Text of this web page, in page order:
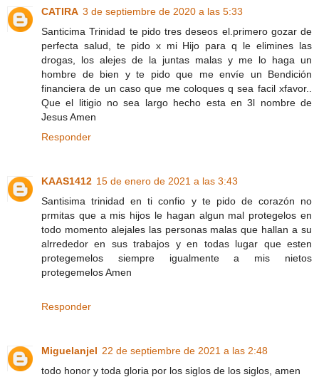
CATIRA 3 de septiembre de 2020 a las 5:33
Santicima Trinidad te pido tres deseos el.primero gozar de
perfecta salud, te pido x mi Hijo para q le elimines las
drogas, los alejes de la juntas malas y me lo haga un
hombre de bien y te pido que me envíe un Bendición
financiera de un caso que me coloques q sea facil xfavor..
Que el litigio no sea largo hecho esta en 3l nombre de
Jesus Amen
Responder
KAAS1412 15 de enero de 2021 a las 3:43
Santisima trinidad en ti confio y te pido de corazón no
prmitas que a mis hijos le hagan algun mal protegelos en
todo momento alejales las personas malas que hallan a su
alrrededor en sus trabajos y en todas lugar que esten
protegemelos siempre igualmente a mis nietos
protegemelos Amen
Responder
Miguelanjel 22 de septiembre de 2021 a las 2:48
todo honor y toda gloria por los siglos de los siglos, amen